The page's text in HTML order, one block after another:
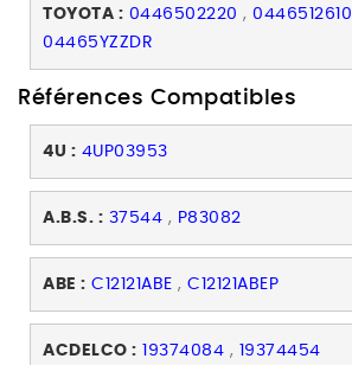
TOYOTA : 0446502220 , 0446512610
04465YZZDR
Références Compatibles
4U : 4UP03953
A.B.S. : 37544 , P83082
ABE : C12121ABE , C12121ABEP
ACDELCO : 19374084 , 19374454